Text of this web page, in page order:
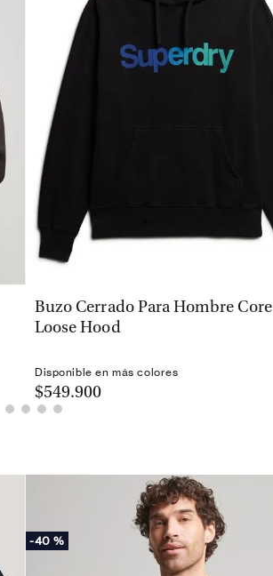
VISTA RÁPIDA
Buzo Cerrado Para Hombre Core
Loose Hood
Disponible en más colores
$549.900
-40 %